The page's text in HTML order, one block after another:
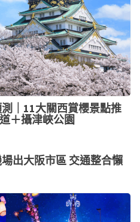
｜11大關西賞櫻景點推
＋攝津峽公園
出大阪市區 交通整合懶